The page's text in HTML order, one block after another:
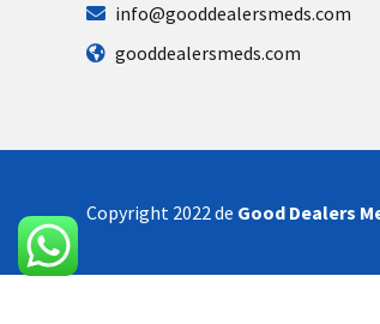
info@gooddealersmeds.com
gooddealersmeds.com
Copyright 2022 de Good Dealers